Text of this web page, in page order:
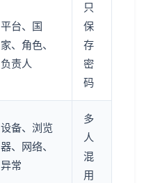
平台、国
家、角色、
负责人
只
保
存
密
码
设备、浏览
器、网络、
异常
多
人
混
用